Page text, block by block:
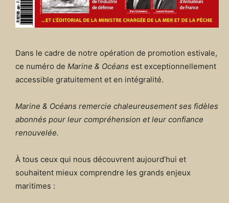
Dans le cadre de notre opération de promotion estivale,
ce numéro de Marine & Océans est exceptionnellement
accessible gratuitement et en intégralité.
Marine & Océans remercie chaleureusement ses fidèles
abonnés pour leur compréhension et leur confiance
renouvelée.
À tous ceux qui nous découvrent aujourd’hui et
souhaitent mieux comprendre les grands enjeux
maritimes :